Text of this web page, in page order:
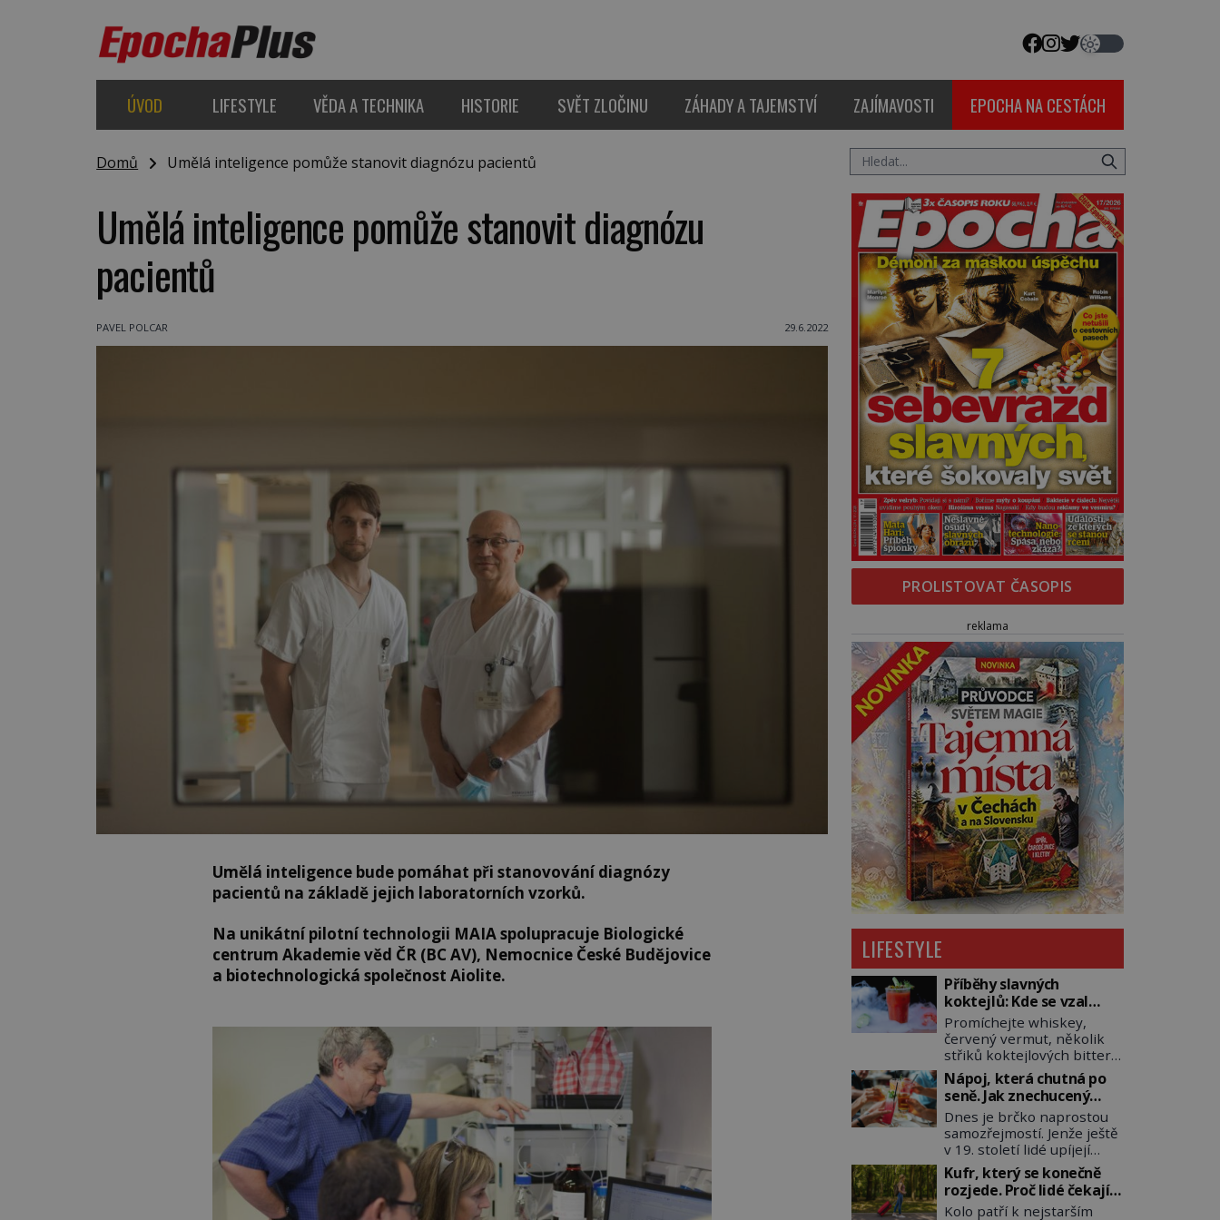
ÚVOD LIFESTYLE VĚDA A TECHNIKA HISTORIE SVĚT ZLOČINU ZÁHADY A TAJEMSTVÍ ZAJÍMAVOSTI EPOCHA NA CESTÁCH
Domů Umělá inteligence pomůže stanovit diagnózu pacientů
Umělá inteligence pomůže stanovit diagnózu
pacientů
PAVEL POLCAR 29.6.2022
Umělá inteligence bude pomáhat při stanovování diagnózy
pacientů na základě jejich laboratorních vzorků.
Na unikátní pilotní technologii MAIA spolupracuje Biologické
centrum Akademie věd ČR (BC AV), Nemocnice České Budějovice
a biotechnologická společnost Aiolite.
PROLISTOVAT ČASOPIS
reklama
LIFESTYLE
Příběhy slavných
koktejlů: Kde se vzal
Manhattan a Bloody
Mary?
Promíchejte whiskey,
červený vermut, několik
střiků koktejlových bitters
a led, sceďte, ozdobte
koktejlovou třešinkou a
tadá… Manhattan je tu! A
pokud to má být skutečně
on, dejte si pozor, ať místo
klasické americké rye
whiskey či klidně
bourbonu nepoužijete
skotskou whisku. Co se
Nápoj, která chutná po
seně. Jak znechucený
Američan vymyslel brčko
Dnes je brčko naprostou
samozřejmostí. Jenže ještě
v 19. století lidé upíjejí
limonády i koktejly dutými
stébly žita nebo žitné
slámy. Fungují sice dobře,
mají ale jednu
Kufr, který se konečně
rozjede. Proč lidé čekají
na kolečka téměř pět
Kolo patří k nejstarším